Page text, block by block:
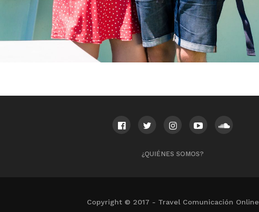
¿QUIÉNES SOMOS?
Copyright © 2017 - Travel Comunicación Online